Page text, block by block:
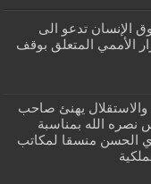
الإنسان تدعو الى
الأممي المتعلق بوقف
والاستقلال يهنئ صاحب
نصره الله بمناسبة
الحسن منسقا لمكاتب